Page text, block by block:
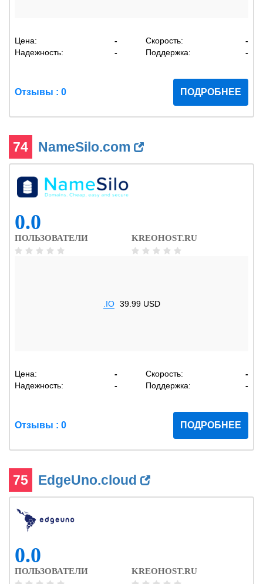
Цена: - Скорость:
-
Надежность:
- Поддержка: -
Отзывы : 0 ПОДРОБНЕЕ
74 NameSilo.com
0.0
ПОЛЬЗОВАТЕЛИ KREOHOST.RU
.IO 39.99 USD
Цена: - Скорость:
-
Надежность:
- Поддержка: -
Отзывы : 0 ПОДРОБНЕЕ
75 EdgeUno.cloud
0.0
ПОЛЬЗОВАТЕЛИ KREOHOST.RU